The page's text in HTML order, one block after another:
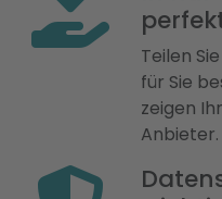
Teilen
für Sie
zeigen
Anbieter.